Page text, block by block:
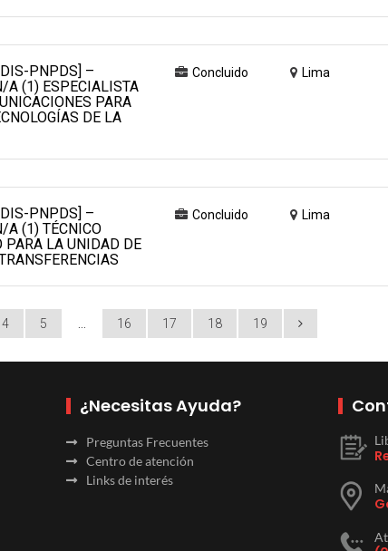
PNPDS] –
A (1) ESPECIALISTA
PARA
DE LA
Concluido Lima
PNPDS] –
A (1) TÉCNICO
LA UNIDAD DE
Concluido Lima
4 5 16 17 18 19
¿Necesitas Ayuda?
Preguntas Frecuentes
Centro de atención
Links de interés